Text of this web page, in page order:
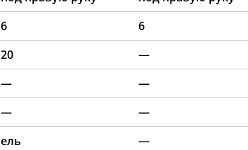
6 6
20 —
— —
— —
ель —